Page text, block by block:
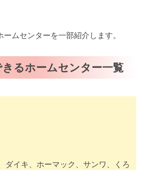
ムセンターを一部紹介します。
るホームセンター一覧
ダイキ、ホーマック、サンワ、くろ